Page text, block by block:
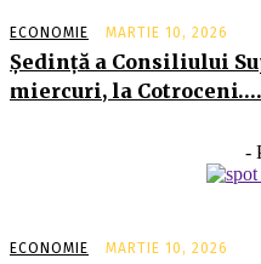
ECONOMIE MARTIE 10, 2026
Şedinţă a Consiliului
miercuri, la Cotroceni….
-
ECONOMIE MARTIE 10, 2026